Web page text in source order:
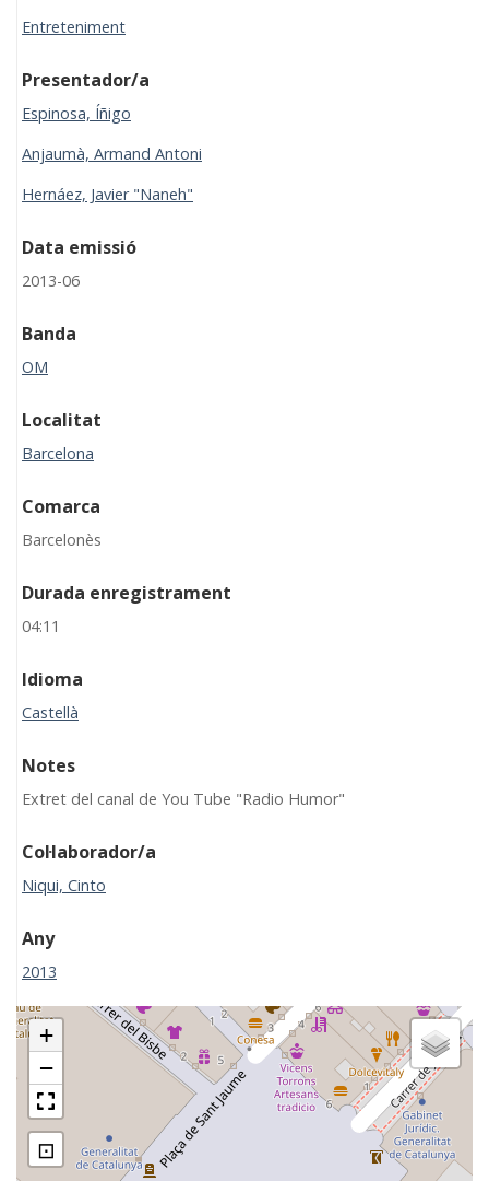
Entreteniment
Presentador/a
Espinosa, Íñigo
Anjaumà, Armand Antoni
Hernáez, Javier "Naneh"
Data emissió
2013-06
Banda
OM
Localitat
Barcelona
Comarca
Barcelonès
Durada enregistrament
04:11
Idioma
Castellà
Notes
Extret del canal de You Tube "Radio Humor"
Col·laborador/a
Niqui, Cinto
Any
2013
+
−
⊡